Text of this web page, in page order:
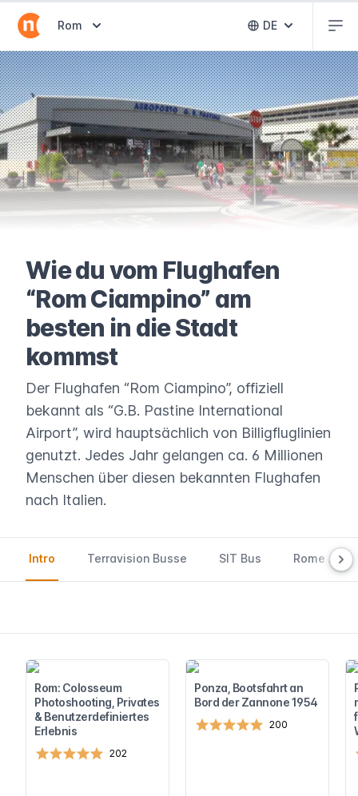
Abrir selector de destinos
Rom Abrir selector
DE
Wie du vom Flughafen
“Rom Ciampino” am
besten in die Stadt
kommst
Der Flughafen “Rom Ciampino”, offiziell
bekannt als “G.B. Pastine International
Airport”, wird hauptsächlich von Billigfluglinien
genutzt. Jedes Jahr gelangen ca. 6 Millionen
Menschen über diesen bekannten Flughafen
nach Italien.
Intro Terravision Busse SIT Bus Rome
Rom: Colosseum
Photoshooting, Privates
& Benutzerdefiniertes
Erlebnis
202
Ponza, Bootsfahrt an
Bord der Zannone 1954
200